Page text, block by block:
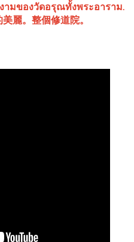
ามของวัดอรุณทั้งพระอาราม.
麗。整個修道院。